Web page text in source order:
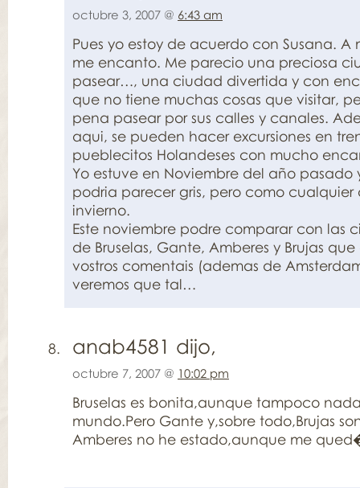
octubre 3, 2007 @ 6:43 am
Pues yo estoy de acuerdo con Susana. A
me encanto. Me parecio una preciosa
pasear…, una ciudad divertida y con
que no tiene muchas cosas que visitar,
pena pasear por sus calles y canales.
aqui, se pueden hacer excursiones en
pueblecitos Holandeses con mucho
Yo estuve en Noviembre del año pasado
podria parecer gris, pero como
invierno.
Este noviembre podre comparar con las
de Bruselas, Gante, Amberes y Brujas
vostros comentais (ademas de
veremos que tal…
anab4581 dijo,
octubre 7, 2007 @ 10:02 pm
Bruselas es bonita,aunque tampoco
mundo.Pero Gante y,sobre todo,Brujas
Amberes no he estado,aunque me